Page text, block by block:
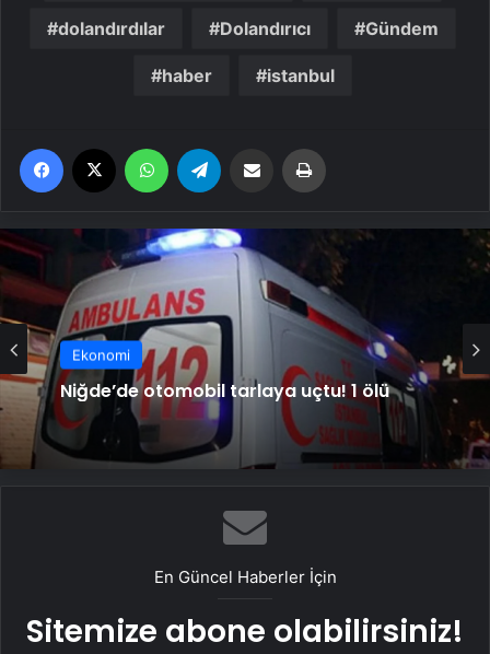
dolandırdılar Dolandırıcı Gündem
haber istanbul
Facebook WhatsApp Email'den paylaş
Ekonomi
Niğde’de otomobil tarlaya uçtu! 1 ölü
En Güncel Haberler İçin
Sitemize abone olabilirsiniz!